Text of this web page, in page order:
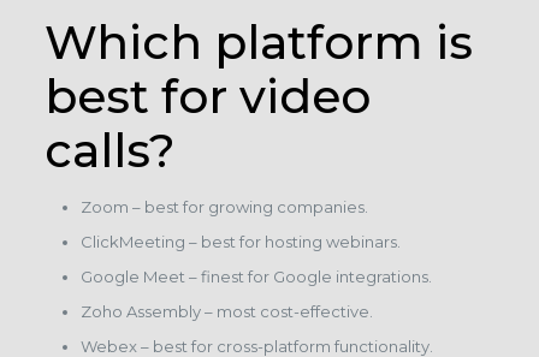
Which platform is
best for video
calls?
Zoom – best for growing companies.
ClickMeeting – best for hosting webinars.
Google Meet – finest for Google integrations.
Zoho Assembly – most cost-effective.
Webex – best for cross-platform functionality.